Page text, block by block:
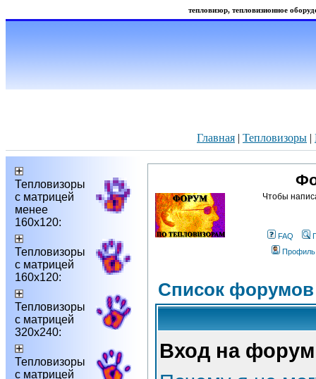
тепловизор, тепловизионное
Главная | Тепловизоры |
Тепловизоры
с матрицей
менее
160х120:
Тепловизоры
с матрицей
160х120:
Тепловизоры
с матрицей
320х240:
Тепловизоры
с матрицей
Чтобы
FAQ
Профиль
Список
Вход на форум